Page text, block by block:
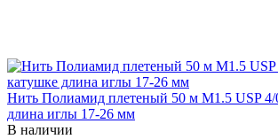
Нить Полиамид плетеный 50 м М1.5 USP 4/
длина иглы 17-26 мм
В наличии